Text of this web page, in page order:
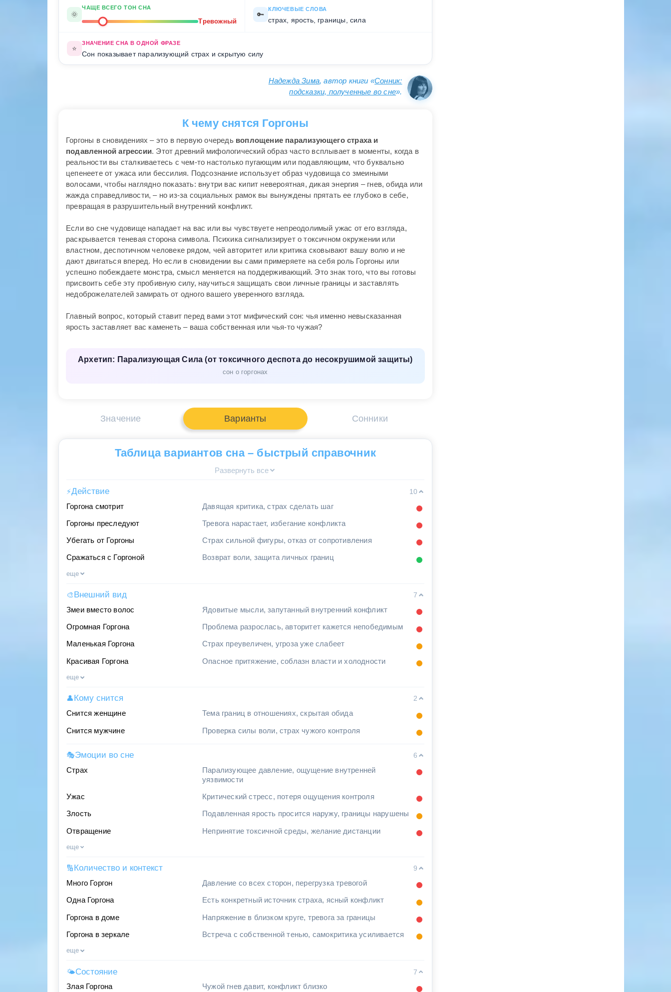
🌞
ЧАЩЕ ВСЕГО ТОН СНА
Тревожный
🔑
КЛЮЧЕВЫЕ СЛОВА
страх, ярость, границы, сила
⭐
ЗНАЧЕНИЕ СНА В ОДНОЙ ФРАЗЕ
Сон показывает парализующий страх и скрытую силу
Надежда Зима, автор книги «Сонник:
подсказки, полученные во сне».
К чему снятся Горгоны
Горгоны в сновидениях – это в первую очередь воплощение парализующего страха и
подавленной агрессии. Этот древний мифологический образ часто всплывает в моменты, когда в
реальности вы сталкиваетесь с чем-то настолько пугающим или подавляющим, что буквально
цепенеете от ужаса или бессилия. Подсознание использует образ чудовища со змеиными
волосами, чтобы наглядно показать: внутри вас кипит невероятная, дикая энергия – гнев, обида или
жажда справедливости, – но из-за социальных рамок вы вынуждены прятать ее глубоко в себе,
превращая в разрушительный внутренний конфликт.
Если во сне чудовище нападает на вас или вы чувствуете непреодолимый ужас от его взгляда,
раскрывается теневая сторона символа. Психика сигнализирует о токсичном окружении или
властном, деспотичном человеке рядом, чей авторитет или критика сковывают вашу волю и не
дают двигаться вперед. Но если в сновидении вы сами примеряете на себя роль Горгоны или
успешно побеждаете монстра, смысл меняется на поддерживающий. Это знак того, что вы готовы
присвоить себе эту пробивную силу, научиться защищать свои личные границы и заставлять
недоброжелателей замирать от одного вашего уверенного взгляда.
Главный вопрос, который ставит перед вами этот мифический сон: чья именно невысказанная
ярость заставляет вас каменеть – ваша собственная или чья-то чужая?
Архетип: Парализующая Сила (от токсичного деспота до несокрушимой защиты)
сон о горгонах
Значение Варианты Сонники
Таблица вариантов сна – быстрый справочник
Развернуть все
⚡Действие
10
Горгона смотрит
Давящая критика, страх сделать шаг
Горгоны преследуют Тревога нарастает, избегание конфликта
Убегать от Горгоны Страх сильной фигуры, отказ от сопротивления
Сражаться с Горгоной Возврат воли, защита личных границ
еще
🎨 Внешний вид
7
Змеи вместо волос
Ядовитые мысли, запутанный внутренний конфликт
Огромная Горгона Проблема разрослась, авторитет кажется непобедимым
Маленькая Горгона Страх преувеличен, угроза уже слабеет
Красивая Горгона Опасное притяжение, соблазн власти и холодности
еще
👤 Кому снится
2
Снится женщине
Тема границ в отношениях, скрытая обида
Снится мужчине Проверка силы воли, страх чужого контроля
🎭Эмоции во сне
6
Страх
Парализующее давление, ощущение внутренней
уязвимости
Ужас Критический стресс, потеря ощущения контроля
Злость Подавленная ярость просится наружу, границы нарушены
Отвращение Непринятие токсичной среды, желание дистанции
еще
🔢 Количество и контекст
9
Много Горгон
Давление со всех сторон, перегрузка тревогой
Одна Горгона Есть конкретный источник страха, ясный конфликт
Горгона в доме Напряжение в близком круге, тревога за границы
Горгона в зеркале Встреча с собственной тенью, самокритика усиливается
еще
🌤Состояние
7
Злая Горгона
Чужой гнев давит, конфликт близко